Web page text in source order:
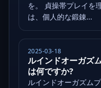
を。 貞操帯プレイを
は、個人的な鍛錬...
2025-03-18
ルインドオーガズ
は何ですか?
ルインドオーガズム